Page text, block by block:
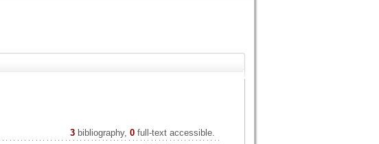
3 bibliography, 0full-text accessible.